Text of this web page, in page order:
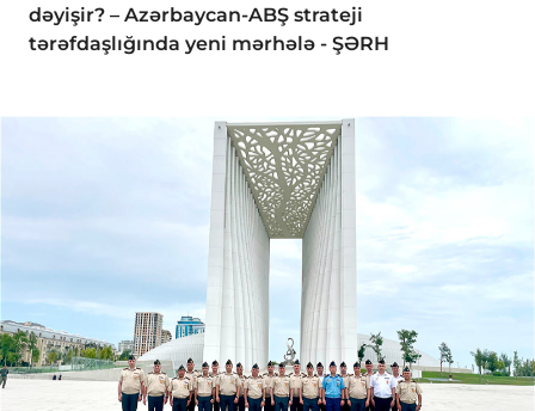
dəyişir? – Azərbaycan-ABŞ strateji
tərəfdaşlığında yeni mərhələ - ŞƏRH